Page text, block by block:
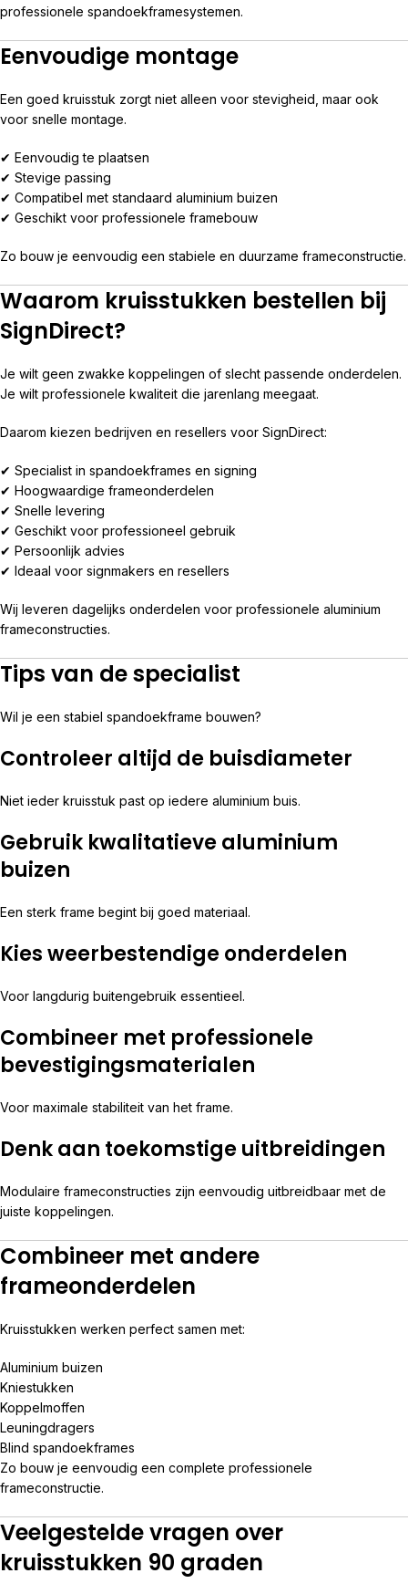
professionele spandoekframesystemen.
Eenvoudige montage
Een goed kruisstuk zorgt niet alleen voor stevigheid, maar ook
voor snelle montage.
✔ Eenvoudig te plaatsen
✔ Stevige passing
✔ Compatibel met standaard aluminium buizen
✔ Geschikt voor professionele framebouw
Zo bouw je eenvoudig een stabiele en duurzame frameconstructie.
Waarom kruisstukken bestellen bij
SignDirect?
Je wilt geen zwakke koppelingen of slecht passende onderdelen.
Je wilt professionele kwaliteit die jarenlang meegaat.
Daarom kiezen bedrijven en resellers voor SignDirect:
✔ Specialist in spandoekframes en signing
✔ Hoogwaardige frameonderdelen
✔ Snelle levering
✔ Geschikt voor professioneel gebruik
✔ Persoonlijk advies
✔ Ideaal voor signmakers en resellers
Wij leveren dagelijks onderdelen voor professionele aluminium
frameconstructies.
Tips van de specialist
Wil je een stabiel spandoekframe bouwen?
Controleer altijd de buisdiameter
Niet ieder kruisstuk past op iedere aluminium buis.
Gebruik kwalitatieve aluminium
buizen
Een sterk frame begint bij goed materiaal.
Kies weerbestendige onderdelen
Voor langdurig buitengebruik essentieel.
Combineer met professionele
bevestigingsmaterialen
Voor maximale stabiliteit van het frame.
Denk aan toekomstige uitbreidingen
Modulaire frameconstructies zijn eenvoudig uitbreidbaar met de
juiste koppelingen.
Combineer met andere
frameonderdelen
Kruisstukken werken perfect samen met:
Aluminium buizen
Kniestukken
Koppelmoffen
Leuningdragers
Blind spandoekframes
Zo bouw je eenvoudig een complete professionele
frameconstructie.
Veelgestelde vragen over
kruisstukken 90 graden